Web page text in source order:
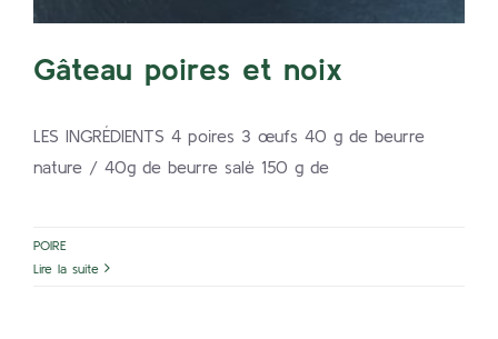
Gâteau poires et noix
LES INGRÉDIENTS 4 poires 3 œufs 40 g de beurre
nature / 40g de beurre salé 150 g de
POIRE
Lire la suite